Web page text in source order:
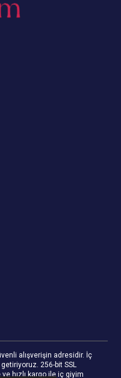
alışverişin adresidir. İç
getiriyoruz. 256-bit SSL
hızlı kargo ile iç giyim